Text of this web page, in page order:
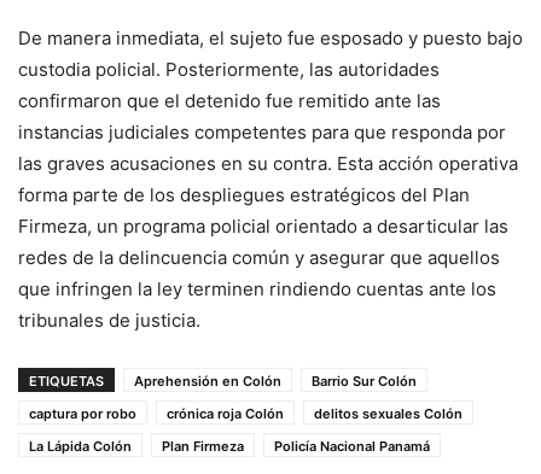
De manera inmediata, el sujeto fue esposado y puesto bajo
custodia policial. Posteriormente, las autoridades
confirmaron que el detenido fue remitido ante las
instancias judiciales competentes para que responda por
las graves acusaciones en su contra. Esta acción operativa
forma parte de los despliegues estratégicos del Plan
Firmeza, un programa policial orientado a desarticular las
redes de la delincuencia común y asegurar que aquellos
que infringen la ley terminen rindiendo cuentas ante los
tribunales de justicia.
ETIQUETAS Aprehensión en Colón
Barrio Sur Colón
captura por robo
crónica roja Colón
delitos sexuales Colón
La Lápida Colón
Plan Firmeza Policía Nacional Panamá